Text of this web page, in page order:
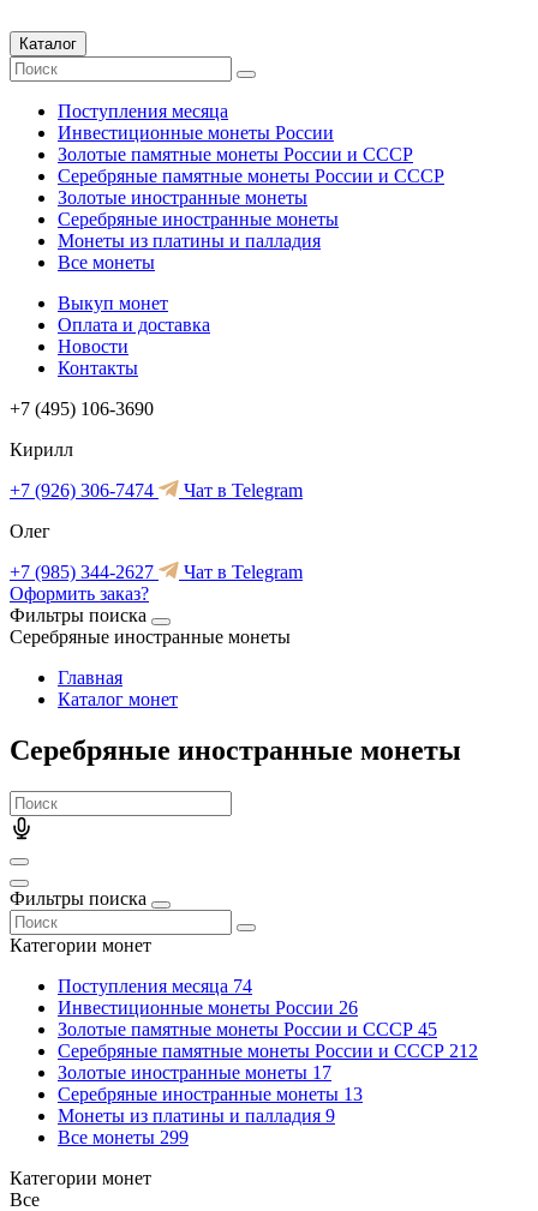
Каталог
Поступления месяца
Инвестиционные монеты России
Золотые памятные монеты России и СССР
Серебряные памятные монеты России и СССР
Золотые иностранные монеты
Серебряные иностранные монеты
Монеты из платины и палладия
Все монеты
Выкуп монет
Оплата и доставка
Новости
Контакты
+7 (495) 106-3690
Кирилл
+7 (926) 306-7474
Чат в Telegram
Олег
+7 (985) 344-2627
Чат в Telegram
Оформить заказ?
Фильтры поиска
Серебряные иностранные монеты
Главная
Каталог монет
Серебряные иностранные монеты
Фильтры поиска
Категории монет
Поступления месяца 74
Инвестиционные монеты России 26
Золотые памятные монеты России и СССР 45
Серебряные памятные монеты России и СССР 212
Золотые иностранные монеты 17
Серебряные иностранные монеты 13
Монеты из платины и палладия 9
Все монеты 299
Категории монет
Все